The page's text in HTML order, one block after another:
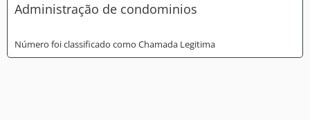
Administração de condominios
Número foi classificado como Chamada Legitima